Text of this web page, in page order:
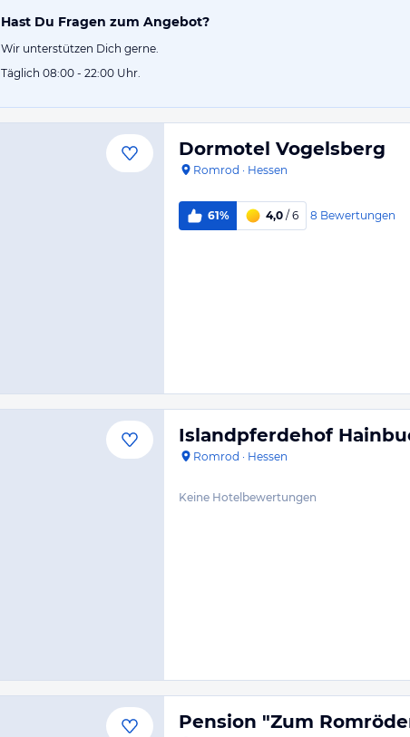
Hast Du Fragen zum Angebot?
Wir unterstützen Dich gerne.
Täglich 08:00 - 22:00 Uhr.
Dormotel Vogelsberg
Romrod · Hessen
61% 4,0 / 6 8 Bewertungen
Islandpferdehof
Romrod · Hessen
Keine Hotelbewertungen
Pension "Zum